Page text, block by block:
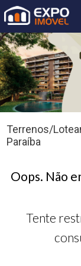
Terrenos/
Paraíba
Oops. Não
Tente